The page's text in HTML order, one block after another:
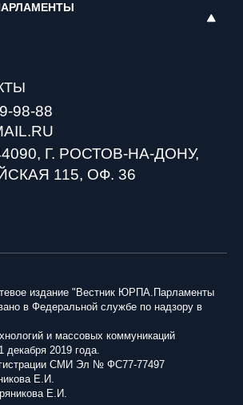
98-88
Г. РОСТОВ-НА-ДОНУ,
115, ОФ. 36
издание "Вестник ЮРПА.Парламенты
в Федеральной службе по надзору в
и массовых коммуникаций
декабря 2019 года.
СМИ Эл № ФС77-77497
Е.И.
Е.И.